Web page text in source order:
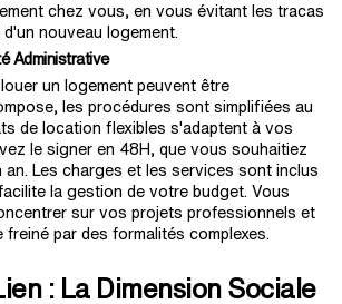
chez vous, en vous évitant les tracas
nouveau logement.
Administrative
un logement peuvent être
les procédures sont simplifiées au
de location flexibles s'adaptent à vos
le signer en 48H, que vous souhaitiez
an. Les charges et les services sont inclus
la gestion de votre budget. Vous
sur vos projets professionnels et
par des formalités complexes.
: La Dimension Sociale